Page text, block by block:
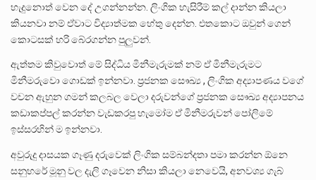
හැදුනොත් වෙන දේ උගන්නන්න. ලිංගික හැසිරීම් කල් දාන්න කියලා
කියනවා නම් ඒවාට විද්‍යාත්මක හේතු දෙන්න. එතකොට ඔවුන් ගෙන්
කොටසක් හරි බේරගන්න පුලුවන්.
ඇත්තම කිවුවොත් මේ සිද්ධිය මිනීමැරුමක් නම් ඒ මිනීමැරුමට
මිනීමරුවො ගොඩක් ඉන්නවා. ප්‍රජනක සෞඛ්‍ය , ලිංගික අද්‍යාපණය වගේ
වචන ඇහුන ගමන් කලබල වෙලා දරුවන්ගේ ප්‍රජනක සෞඛ්‍ය අද්‍යාපනය
කඩාකප්පල් කරන්න වැඩකරපු හැමෝම ඒ මිනීමරුවන් පෝලිමේ
ඉස්සරහින් ම ඉන්නවා.
අවුරුදු දාසයක ගෑණු දරුවෙක් ලිංගික සම්බන්දතා පමා කරන්න ඕනෙ
සනුහරේ මූනු වල දැලි ගෑවෙන නිසා කියලා නෙවෙයි, අනවශ්‍ය ගැබ්